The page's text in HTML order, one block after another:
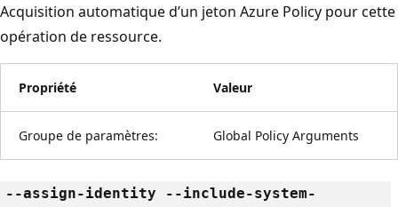
Acquisition automatique d’un jeton Azure Policy pour cette
opération de ressource.
Propriété Valeur
Groupe de paramètres: Global Policy Arguments
--assign-identity --include-system-